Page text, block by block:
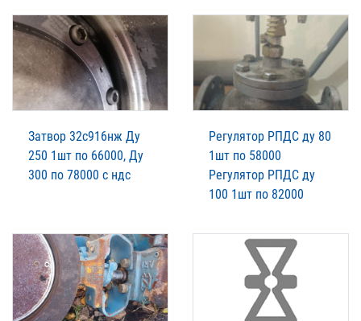
Затвор 32с916нж Ду
250 1шт по 66000, Ду
300 по 78000 с ндс
Регулятор РПДС ду 80
1шт по 58000
Регулятор РПДС ду
100 1шт по 82000